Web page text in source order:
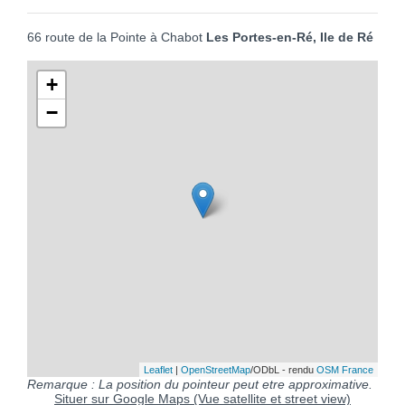
66 route de la Pointe à Chabot Les Portes-en-Ré, Ile de Ré
+
−
Leaflet | OpenStreetMap/ODbL - rendu OSM France
Remarque : La position du pointeur peut etre approximative.
Situer sur Google Maps (Vue satellite et street view)